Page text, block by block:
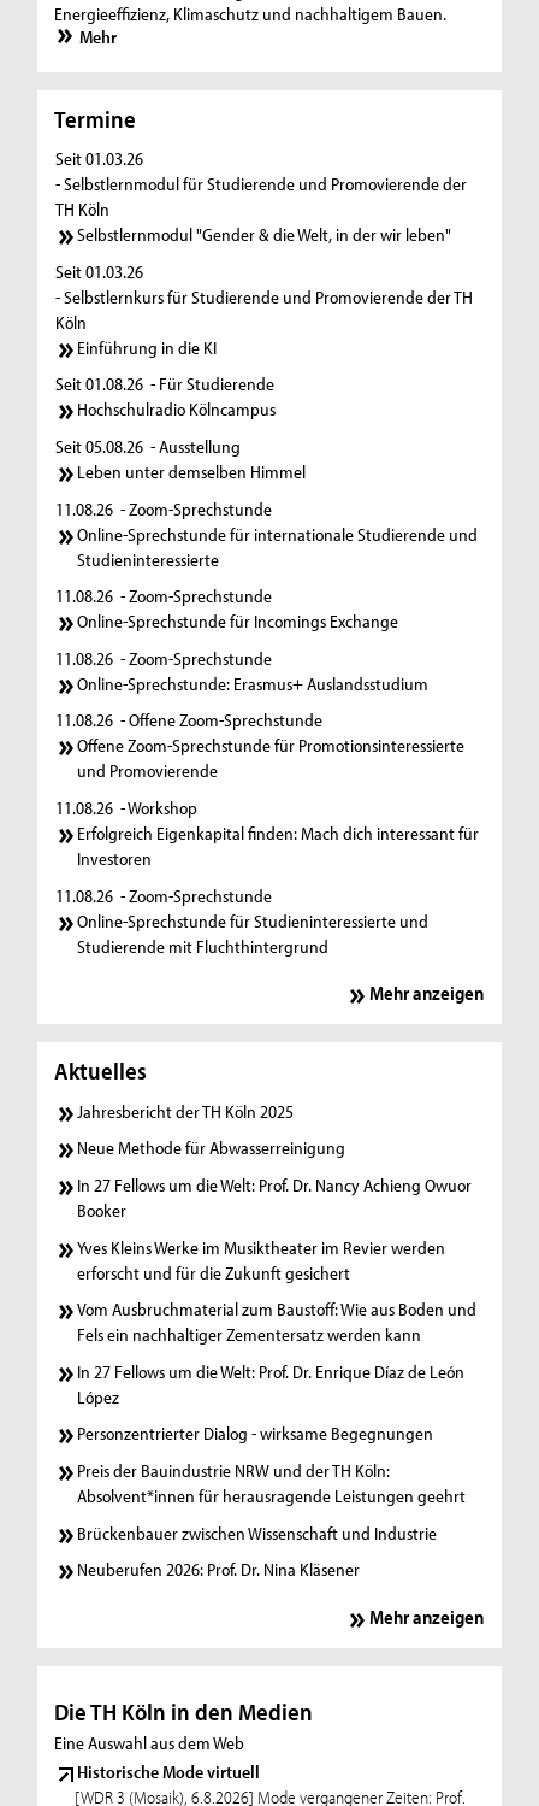
Energieeffizienz, Klimaschutz und nachhaltigem Bauen.
Mehr
Termine
Seit 01.03.26
- Selbstlernmodul für Studierende und Promovierende der
TH Köln
Selbstlernmodul "Gender & die Welt, in der wir leben"
Seit 01.03.26
- Selbstlernkurs für Studierende und Promovierende der TH
Köln
Einführung in die KI
Seit 01.08.26 - Für Studierende
Hochschulradio Kölncampus
Seit 05.08.26 - Ausstellung
Leben unter demselben Himmel
11.08.26 - Zoom-Sprechstunde
Online-Sprechstunde für internationale Studierende und
Studieninteressierte
11.08.26 - Zoom-Sprechstunde
Online-Sprechstunde für Incomings Exchange
11.08.26 - Zoom-Sprechstunde
Online-Sprechstunde: Erasmus+ Auslandsstudium
11.08.26 - Offene Zoom-Sprechstunde
Offene Zoom-Sprechstunde für Promotionsinteressierte
und Promovierende
11.08.26 - Workshop
Erfolgreich Eigenkapital finden: Mach dich interessant für
Investoren
11.08.26 - Zoom-Sprechstunde
Online-Sprechstunde für Studieninteressierte und
Studierende mit Fluchthintergrund
Mehr anzeigen
Aktuelles
Jahresbericht der TH Köln 2025
Neue Methode für Abwasserreinigung
In 27 Fellows um die Welt: Prof. Dr. Nancy Achieng Owuor
Booker
Yves Kleins Werke im Musiktheater im Revier werden
erforscht und für die Zukunft gesichert
Vom Ausbruchmaterial zum Baustoff: Wie aus Boden und
Fels ein nachhaltiger Zementersatz werden kann
In 27 Fellows um die Welt: Prof. Dr. Enrique Díaz de León
López
Personzentrierter Dialog - wirksame Begegnungen
Preis der Bauindustrie NRW und der TH Köln:
Absolvent*innen für herausragende Leistungen geehrt
Brückenbauer zwischen Wissenschaft und Industrie
Neuberufen 2026: Prof. Dr. Nina Kläsener
Mehr anzeigen
Die TH Köln in den Medien
Eine Auswahl aus dem Web
Historische Mode virtuell
[WDR 3 (Mosaik), 6.8.2026] Mode vergangener Zeiten: Prof.